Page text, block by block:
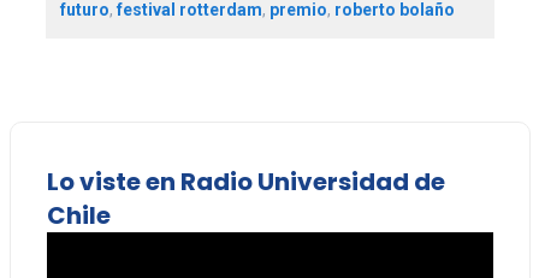
futuro,festival rotterdam, premio, roberto bolaño
Lo viste en Radio Universidad de
Chile